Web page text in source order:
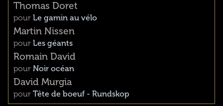
Thomas Doret
pour Le gamin au vélo
Martin Nissen
pour Les géants
Romain David
pour Noir océan
David Murgia
pour Tête de boeuf - Rundskop